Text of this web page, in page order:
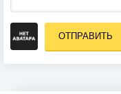
ОТПРАВИТЬ